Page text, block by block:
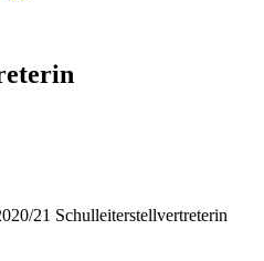
21 Schulleiterstellvertreterin